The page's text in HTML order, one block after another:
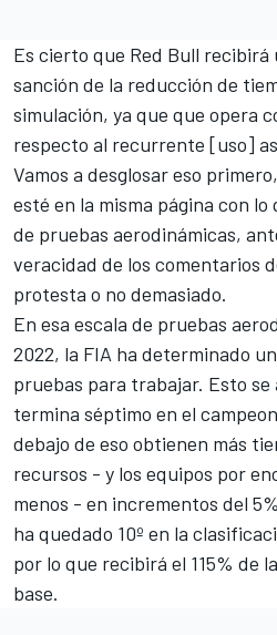
Es cierto que Red Bull
sanción de la reducción de
simulación, ya que que opera
respecto al recurrente [uso]
Vamos a desglosar eso
esté en la misma página con
de pruebas aerodinámicas,
veracidad de los comentarios
protesta o no demasiado.
En esa escala de pruebas
2022, la FIA ha determinado
pruebas para trabajar. Esto se
termina séptimo en el
debajo de eso obtienen más
recursos - y los equipos por
menos - en incrementos del
ha quedado 10º en la
por lo que recibirá el 115% de
base.